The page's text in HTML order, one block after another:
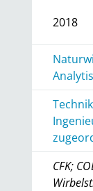
2018
CFK;